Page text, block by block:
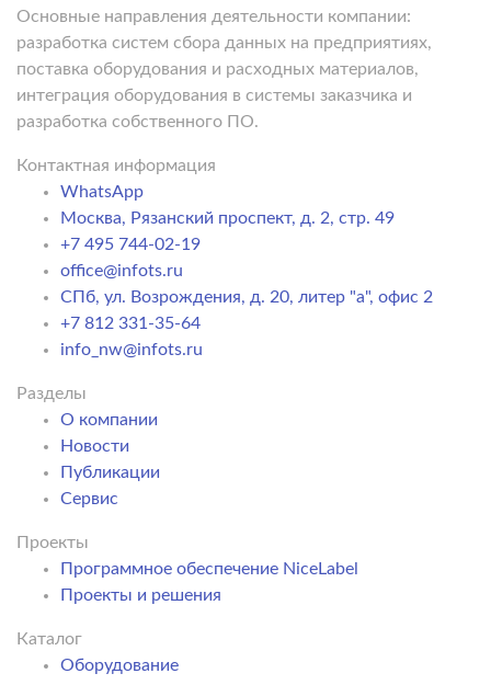
Основные направления деятельности компании:
разработка систем сбора данных на предприятиях,
поставка оборудования и расходных материалов,
интеграция оборудования в системы заказчика и
разработка собственного ПО.
Контактная информация
WhatsApp
Москва, Рязанский проспект, д. 2, стр. 49
+7 495 744-02-19
office@infots.ru
СПб, ул. Возрождения, д. 20, литер "a", офис 2
+7 812 331-35-64
info_nw@infots.ru
Разделы
О компании
Новости
Публикации
Сервис
Проекты
Программное обеспечение NiceLabel
Проекты и решения
Каталог
Оборудование